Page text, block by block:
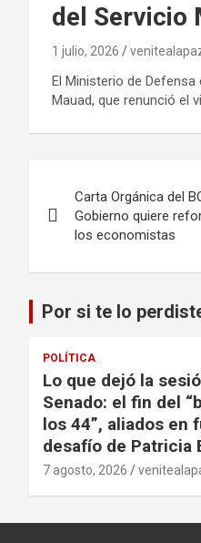
del Servicio
1 julio, 2026
El Ministerio de
Mauad, que renunció el
de
Carta Orgánica del
Gobierno quiere
los economistas
Por si te lo
POLÍTICA
Lo que dejó la
Senado: el fin del
los 44”, aliados en
desafío de Patricia
7 agosto, 2026